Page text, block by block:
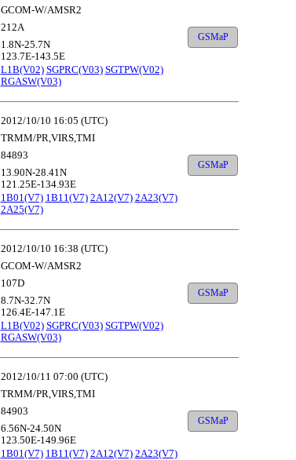
GCOM-W/AMSR2
212A
1.8N-25.7N
123.7E-143.5E
L1B(V02) SGPRC(V03) SGTPW(V02)
RGASW(V03)
GSMaP
2012/10/10 16:05 (UTC)
TRMM/PR,VIRS,TMI
84893
13.90N-28.41N
121.25E-134.93E
1B01(V7) 1B11(V7) 2A12(V7) 2A23(V7)
2A25(V7)
GSMaP
2012/10/10 16:38 (UTC)
GCOM-W/AMSR2
107D
8.7N-32.7N
126.4E-147.1E
L1B(V02) SGPRC(V03) SGTPW(V02)
RGASW(V03)
GSMaP
2012/10/11 07:00 (UTC)
TRMM/PR,VIRS,TMI
84903
6.56N-24.50N
123.50E-149.96E
1B01(V7) 1B11(V7) 2A12(V7) 2A23(V7)
GSMaP